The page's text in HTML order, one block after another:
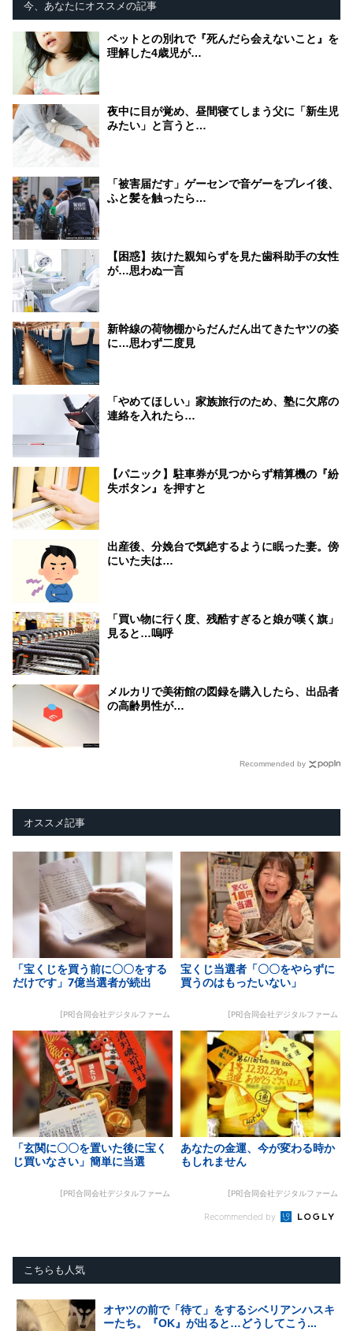
今、あなたにオススメの記事
ペットとの別れで『死んだら会えないこと』を
理解した4歳児が…
夜中に目が覚め、昼間寝てしまう父に「新生児
みたい」と言うと…
「被害届だす」ゲーセンで音ゲーをプレイ後、
ふと髪を触ったら…
【困惑】抜けた親知らずを見た歯科助手の女性
が…思わぬ一言
新幹線の荷物棚からだんだん出てきたヤツの姿
に…思わず二度見
「やめてほしい」家族旅行のため、塾に欠席の
連絡を入れたら…
【パニック】駐車券が見つからず精算機の『紛
失ボタン』を押すと
出産後、分娩台で気絶するように眠った妻。傍
にいた夫は…
「買い物に行く度、残酷すぎると娘が嘆く旗」
見ると…嗚呼
メルカリで美術館の図録を購入したら、出品者
の高齢男性が…
Recommended by
オススメ記事
「宝くじを買う前に〇〇をする
だけです」7億当選者が続出
[PR]合同会社デジタルファーム
宝くじ当選者「〇〇をやらずに
買うのはもったいない」
[PR]合同会社デジタルファーム
「玄関に〇〇を置いた後に宝く
じ買いなさい」簡単に当選
[PR]合同会社デジタルファーム
あなたの金運、今が変わる時か
もしれません
[PR]合同会社デジタルファーム
Recommended by
こちらも人気
オヤツの前で「待て」をするシベリアンハスキ
ーたち。『OK』が出ると…どうしてこう...